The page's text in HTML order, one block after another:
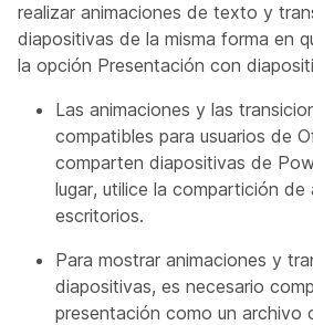
realizar animaciones de texto y
diapositivas de la misma forma en
la opción Presentación con
Las animaciones y las
compatibles para usuarios de
comparten diapositivas de
lugar, utilice la compartición de
escritorios.
Para mostrar animaciones y
diapositivas, es necesario
presentación como un archivo